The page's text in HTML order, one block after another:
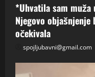
*Uhvatila sam
Njegovo
očekivala
spojljubavni@gmail.com